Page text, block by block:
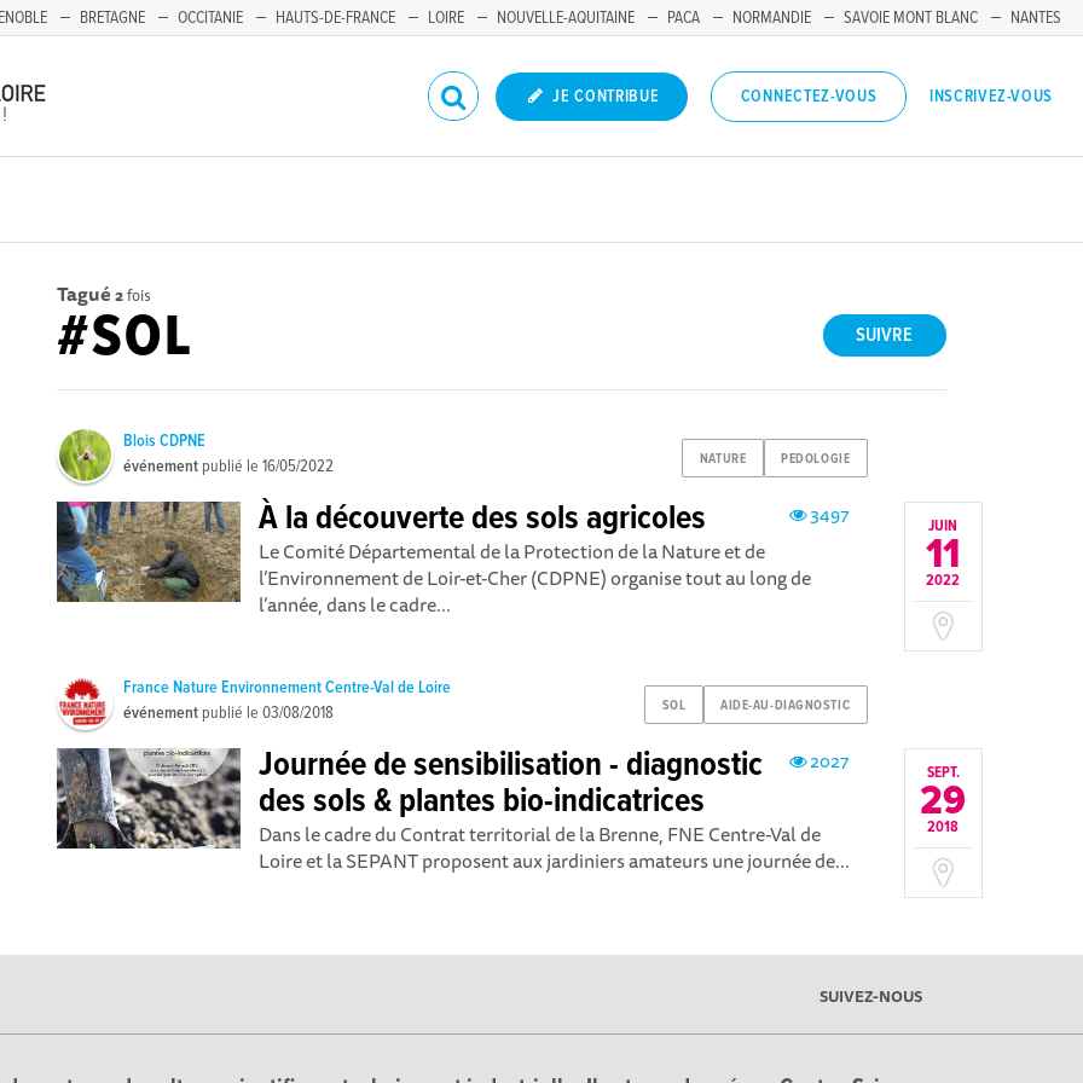
BRETAGNE OCCITANIE HAUTS-DE-FRANCE LOIRE NOUVELLE-AQUITAINE PACA NORMANDIE SAVOIE MONT BLANC
NANTES
JE CONTRIBUE CONNECTEZ-VOUS INSCRIVEZ-VOUS
Tagué 2fois
SUIVRE
#SOL
NATURE PEDOLOGIE
Blois CDPNE
événement publié le16/05/2022
JUIN
11
2022
3497
À la découverte des sols agricoles
Le Comité Départemental de la Protection de la Nature et de
l’Environnement de Loir-et-Cher (CDPNE) organise tout au long de
l’année, dans le cadre...
SOL AIDE-AU-DIAGNOSTIC
France Nature Environnement Centre-Val de Loire
événement publié le03/08/2018
SEPT.
29
2018
2027
Journée de sensibilisation - diagnostic
des sols & plantes bio-indicatrices
Dans le cadre du Contrat territorial de la Brenne, FNE Centre-Val de
Loire et la SEPANT proposent aux jardiniers amateurs une journée de...
SUIVEZ-NOUS